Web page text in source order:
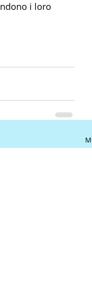
i loro